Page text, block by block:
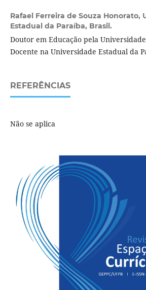
Rafael Ferreira de Souza Honorato,
Estadual da Paraíba, Brasil.
Doutor em Educação pela
Docente na Universidade Estadual da
REFERÊNCIAS
Não se aplica